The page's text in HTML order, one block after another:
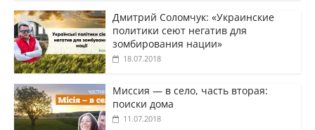
Дмитрий Соломчук: «Украинские
политики сеют негатив для
зомбирования нации»
18.07.2018
Миссия — в село, часть вторая:
поиски дома
11.07.2018